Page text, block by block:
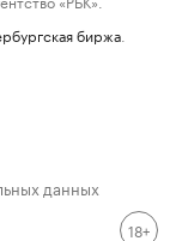
биржа
данных
18+